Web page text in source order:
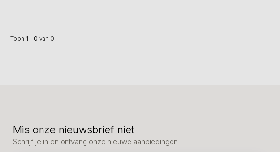
Toon 1 - 0 van 0
Mis onze nieuwsbrief niet
Schrijf je in en ontvang onze nieuwe aanbiedingen